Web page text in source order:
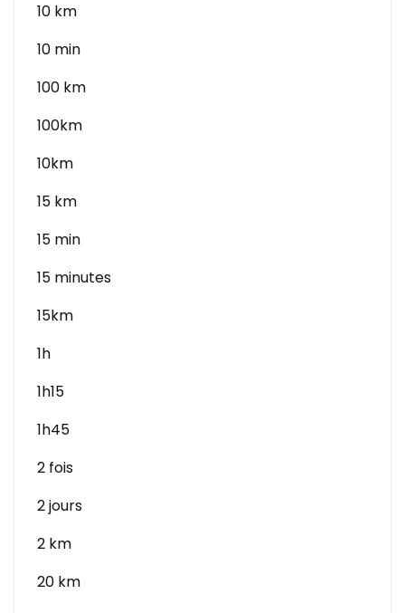
10 km
10 min
100 km
100km
10km
15 km
15 min
15 minutes
15km
1h
1h15
1h45
2 fois
2 jours
2 km
20 km